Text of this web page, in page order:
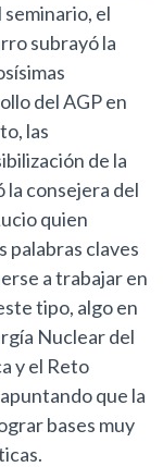
el
subrayó la
del AGP en
las
de la
la consejera del
quien
palabras claves
a trabajar en
tipo, algo en
Nuclear del
y el Reto
que la
bases muy